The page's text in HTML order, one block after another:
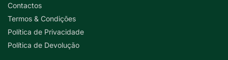
Contactos
Termos & Condições
Política de Privacidade
Política de Devolução